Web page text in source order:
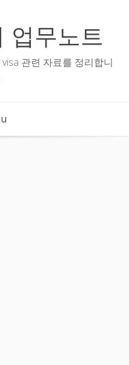
업무노트
관련 자료를 정리합니